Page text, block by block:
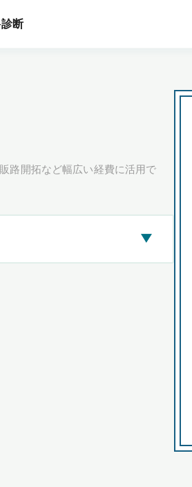
断
路開拓など幅広い経費に活用で
▶